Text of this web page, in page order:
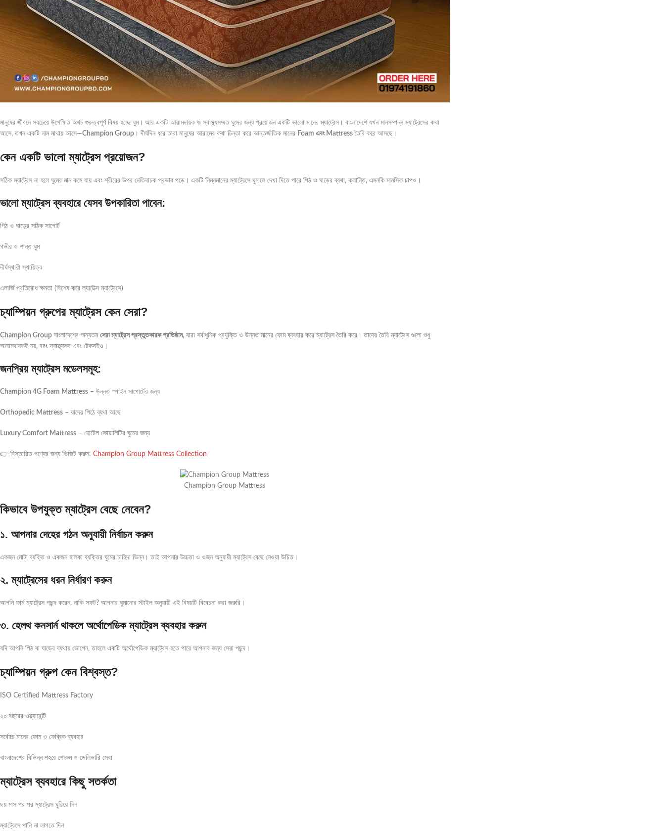
মানুষের জীবনে সবচেয়ে উপেক্ষিত অথচ গুরুত্বপূর্ণ বিষয় হচ্ছে ঘুম। আর একটি আরামদায়ক ও স্বাস্থ্যসম্মত ঘুমের জন্য প্রয়োজন একটি ভালো মানের ম্যাট্রেস। বাংলাদেশে যখন মানসম্পন্ন ম্যাট্রেসের কথা
আসে, তখন একটি নাম মাথায় আসে—Champion Group । দীর্ঘদিন ধরে তারা মানুষের আরামের কথা চিন্তা করে আন্তর্জাতিক মানের Foam এবং Mattress তৈরি করে আসছে।
কেন একটি ভালো ম্যাট্রেস প্রয়োজন?
সঠিক ম্যাট্রেস না হলে ঘুমের মান কমে যায় এবং শরীরের উপর নেতিবাচক প্রভাব পড়ে। একটি নিম্নমানের ম্যাট্রেসে ঘুমালে দেখা দিতে পারে পিঠ ও ঘাড়ের ব্যথা, ক্লান্তি, এমনকি মানসিক চাপও।
ভালো ম্যাট্রেস ব্যবহারে যেসব উপকারিতা পাবেন:
পিঠ ও ঘাড়ের সঠিক সাপোর্ট
গভীর ও শান্ত ঘুম
দীর্ঘস্থায়ী স্থায়িত্ব
এলার্জি প্রতিরোধ ক্ষমতা (বিশেষ করে ল্যাটেক্স ম্যাট্রেসে)
চ্যাম্পিয়ন গ্রুপের ম্যাট্রেস কেন সেরা?
Champion Group বাংলাদেশের অন্যতম সেরা ম্যাট্রেস প্রস্তুতকারক প্রতিষ্ঠান, যারা সর্বাধুনিক প্রযুক্তি ও উন্নত মানের ফোম ব্যবহার করে ম্যাট্রেস তৈরি করে। তাদের তৈরি ম্যাট্রেস গুলো শুধু
আরামদায়কই নয়, বরং স্বাস্থ্যকর এবং টেকসইও।
জনপ্রিয় ম্যাট্রেস মডেলসমূহ:
Champion 4G Foam Mattress – উন্নত স্পাইন সাপোর্টের জন্য
Orthopedic Mattress – যাদের পিঠে ব্যথা আছে
Luxury Comfort Mattress – হোটেল কোয়ালিটির ঘুমের জন্য
👉 বিস্তারিত পণ্যের জন্য ভিজিট করুন: Champion Group Mattress Collection
Champion Group Mattress
কিভাবে উপযুক্ত ম্যাট্রেস বেছে নেবেন?
১. আপনার দেহের গঠন অনুযায়ী নির্বাচন করুন
একজন মোটা ব্যক্তি ও একজন হালকা ব্যক্তির ঘুমের চাহিদা ভিন্ন। তাই আপনার উচ্চতা ও ওজন অনুযায়ী ম্যাট্রেস বেছে নেওয়া উচিত।
২. ম্যাট্রেসের ধরন নির্ধারণ করুন
আপনি ফার্ম ম্যাট্রেস পছন্দ করেন, নাকি সফট? আপনার ঘুমানোর স্টাইল অনুযায়ী এই বিষয়টি বিবেচনা করা জরুরি।
৩. হেলথ কনসার্ন থাকলে অর্থোপেডিক ম্যাট্রেস ব্যবহার করুন
যদি আপনি পিঠ বা ঘাড়ের ব্যথায় ভোগেন, তাহলে একটি অর্থোপেডিক ম্যাট্রেস হতে পারে আপনার জন্য সেরা পছন্দ।
চ্যাম্পিয়ন গ্রুপ কেন বিশ্বস্ত?
ISO Certified Mattress Factory
২০ বছরের ওয়্যারেন্টি
সর্বোচ্চ মানের ফোম ও ফেব্রিক ব্যবহার
বাংলাদেশের বিভিন্ন শহরে শোরুম ও ডেলিভারি সেবা
ম্যাট্রেস ব্যবহারে কিছু সতর্কতা
ছয় মাস পর পর ম্যাট্রেস ঘুরিয়ে নিন
ম্যাট্রেসে পানি না লাগতে দিন